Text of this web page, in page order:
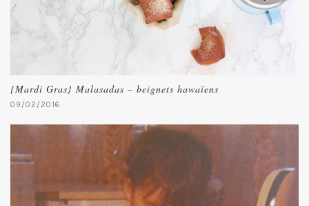
{Mardi Gras} Malasadas – beignets hawaïens
09/02/2016